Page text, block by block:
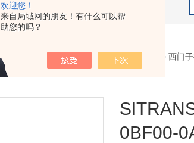
欢迎您！
来自局域网的朋友！有什么可以帮
助您的吗？
您的位置： 网站首页>产品展示 > 西门
0BF00-